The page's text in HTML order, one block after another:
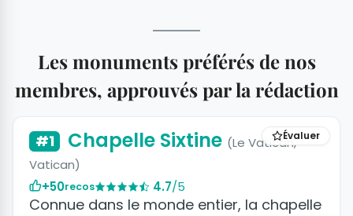
Les monuments préférés de nos
membres, approuvés par la rédaction
+11 photos
Évaluer
#1 Chapelle Sixtine (Le Vatican,
Vatican)
+50recos 4.7/5
Connue dans le monde entier, la chapelle